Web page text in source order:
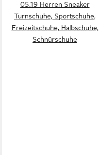
05.19 Herren Sneaker
Turnschuhe, Sportschuhe,
Freizeitschuhe, Halbschuhe,
Schnürschuhe